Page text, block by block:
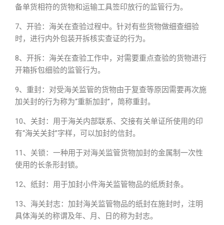
备单货相符的货物和运输工具签印放行的监管行为。
7、开验：海关在查验过程中。针对有些货物做细查细验
时，进行内外包装开拆核实查证的行为。
8、开拆：海关在查验工作中，对需要重点查验的货物进行
开箱拆包细验的监管行为。
9、重封：对受海关监管的货物由于复查等原因需要再次施
加关封的行为称为“重新加封”，简称重封。
10、关封：用于海关内部联系、交接有关单证所使用的印
有“海关关封”字样，可以加封的信封。
11、关锁：一种用于对海关监管货物加封的金属制一次性
使用的长条形封锁。
12、纸封：用于加封小件海关监管物品的纸质封条。
13、海关封志：加封海关监管物品的纸封在施封时，注明
具体海关的称谓及年、月、日的称为封志。